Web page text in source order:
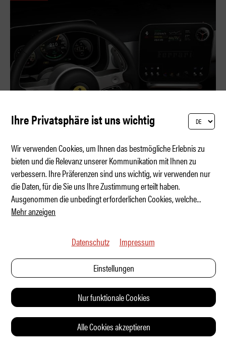
Ferrari Luce – es werde Licht
Ihre Privatsphäre ist uns wichtig
Wir verwenden Cookies, um Ihnen das bestmögliche Erlebnis zu
bieten und die Relevanz unserer Kommunikation mit Ihnen zu
verbessern. Ihre Präferenzen sind uns wichtig, wir verwenden nur
die Daten, für die Sie uns Ihre Zustimmung erteilt haben.
Ausgenommen die unbedingt erforderlichen Cookies, welche...
Mehr anzeigen
Datenschutz Impressum
Einstellungen
Nur funktionale Cookies
Alle Cookies akzeptieren